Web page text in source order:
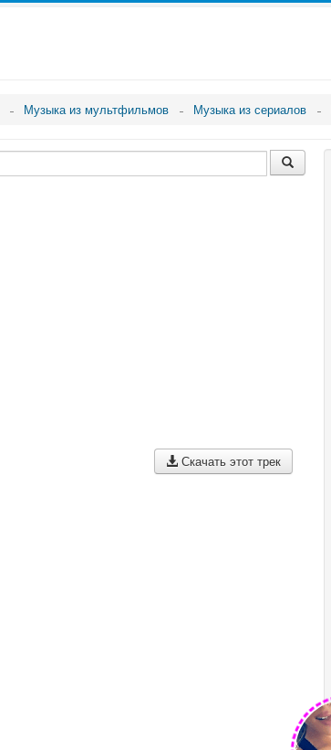
Музыка из мультфильмов Музыка из сериалов
Скачать этот трек